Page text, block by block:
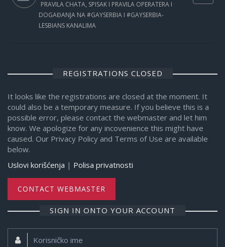
PRAVILA CHATA, SPISAK I PRAVILA OPERATERA I
DOGAĐANJA NA #GAYSERBIA I #GAYSERBIA-
LESBIANS KANALIMA
REGISTRATIONS CLOSED
It looks like the registrations are closed at the moment. It
could also be a temporary measure. If you believe this is a
possible error, please contact the webmaster and let him
know. We apologize for any incovenience this might have
caused. Our Privacy Policy and Terms of Use are available
below.
Uslovi korišćenja | Polisa privatnosti
CONTACT WEBMASTER
SIGN IN ONTO YOUR ACCOUNT
Korisničko